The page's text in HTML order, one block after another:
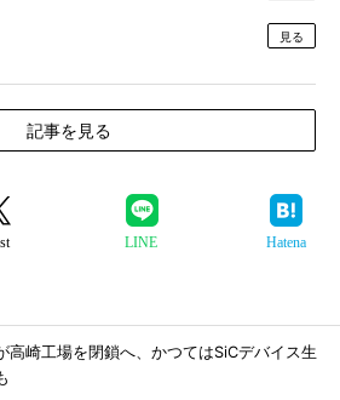
見る
記事を見る
LINE Hatena
高崎工場を閉鎖へ、かつてはSiCデバイス生